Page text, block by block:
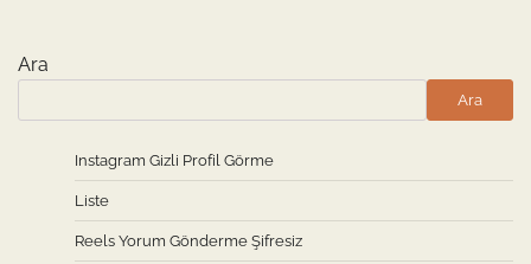
Ara
Ara
Instagram Gizli Profil Görme
Liste
Reels Yorum Gönderme Şifresiz